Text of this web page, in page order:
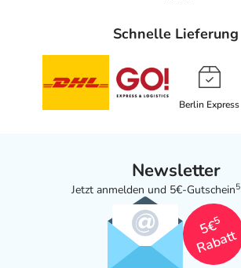
Schnelle Lieferung
Berlin Express
Newsletter
Jetzt anmelden und 5€-Gutschein5
5€
5
Rabatt